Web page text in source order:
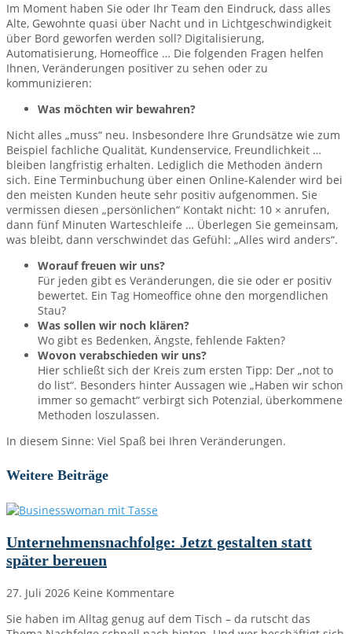
Im Moment haben Sie oder Ihr Team den Eindruck, dass alles
Alte, Gewohnte quasi über Nacht und in Lichtgeschwindigkeit
über Bord geworfen werden soll? Digitalisierung,
Automatisierung, Homeoffice … Die folgenden Fragen helfen
Ihnen, Veränderungen positiver zu sehen oder zu
kommunizieren:
Was möchten wir bewahren?
Nicht alles „muss“ neu. Insbesondere Ihre Grundsätze wie zum
Beispiel fachliche Qualität, Kundenservice, Freundlichkeit …
bleiben langfristig erhalten. Lediglich die Methoden ändern
sich. Eine Terminbuchung über einen Online-Kalender wird bei
den meisten Kunden heute sehr positiv aufgenommen. Sie
vermissen diesen „persönlichen“ Kontakt nicht: 10 × anrufen,
dann fünf Minuten Warteschleife … Überlegen Sie gemeinsam,
was bleibt, dann verschwindet das Gefühl: „Alles wird anders“.
Worauf freuen wir uns?
Für jeden gibt es Veränderungen, die sie oder er positiv
bewertet. Ein Tag Homeoffice ohne den morgendlichen
Stau?
Was sollen wir noch klären?
Wo gibt es Bedenken, Ängste, fehlende Fakten?
Wovon verabschieden wir uns?
Hier schließt sich der Kreis zum ersten Tipp: Der „not to
do list“. Besonders hinter Aussagen wie „Haben wir schon
immer so gemacht“ verbirgt sich Potenzial, überkommene
Methoden loszulassen.
In diesem Sinne: Viel Spaß bei Ihren Veränderungen.
Weitere Beiträge
Unternehmensnachfolge: Jetzt gestalten statt
später bereuen
27. Juli 2026 Keine Kommentare
Sie haben im Alltag genug auf dem Tisch – da rutscht das